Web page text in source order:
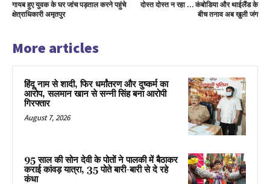
गायब हुए युवक के घर जांच पड़ताल करने पहुंचे
क्षेत्राधिकारी अमृतपुर
दोस्त दोस्त न रहा … कंबोडिया और थाईलैंड के
बीच तनाव अब खुली जंग
More articles
हिंदू नाम से शादी, फिर धर्मांतरण और दुष्कर्म का
आरोप, सलमान खान से सन्नी सिंह बना आरोपी
गिरफ्तार
August 7, 2026
95 साल की सोन देवी के पोतों ने पालकी में बैठाकर
कराई कांवड़ यात्रा, 35 पोते बारी-बारी से दे रहे
कंधा